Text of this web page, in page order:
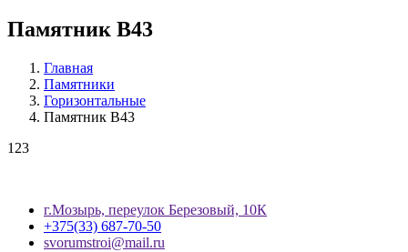
Памятник B43
Главная
Памятники
Горизонтальные
Памятник B43
123
г.Мозырь, переулок Березовый, 10К
+375(33) 687-70-50
svorumstroi@mail.ru